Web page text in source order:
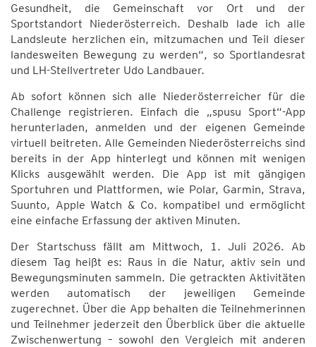
Gesundheit, die Gemeinschaft vor Ort und der
Sportstandort Niederösterreich. Deshalb lade ich alle
Landsleute herzlichen ein, mitzumachen und Teil dieser
landesweiten Bewegung zu werden“, so Sportlandesrat
und LH-Stellvertreter Udo Landbauer.
Ab sofort können sich alle Niederösterreicher für die
Challenge registrieren. Einfach die „spusu Sport“-App
herunterladen, anmelden und der eigenen Gemeinde
virtuell beitreten. Alle Gemeinden Niederösterreichs sind
bereits in der App hinterlegt und können mit wenigen
Klicks ausgewählt werden. Die App ist mit gängigen
Sportuhren und Plattformen, wie Polar, Garmin, Strava,
Suunto, Apple Watch & Co. kompatibel und ermöglicht
eine einfache Erfassung der aktiven Minuten.
Der Startschuss fällt am Mittwoch, 1. Juli 2026. Ab
diesem Tag heißt es: Raus in die Natur, aktiv sein und
Bewegungsminuten sammeln. Die getrackten Aktivitäten
werden automatisch der jeweiligen Gemeinde
zugerechnet. Über die App behalten die Teilnehmerinnen
und Teilnehmer jederzeit den Überblick über die aktuelle
Zwischenwertung – sowohl den Vergleich mit anderen